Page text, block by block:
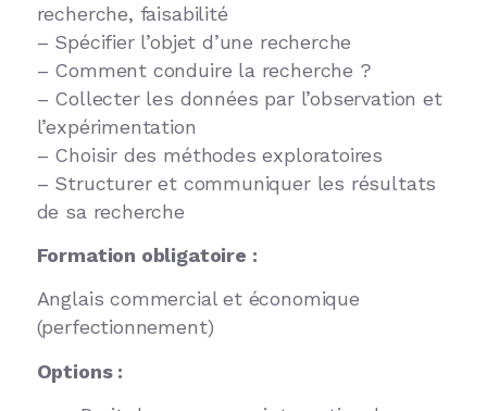
recherche, faisabilité
– Spécifier l’objet d’une recherche
– Comment conduire la recherche ?
– Collecter les données par l’observation et
l’expérimentation
– Choisir des méthodes exploratoires
– Structurer et communiquer les résultats
de sa recherche
Formation obligatoire :
Anglais commercial et économique
(perfectionnement)
Options :